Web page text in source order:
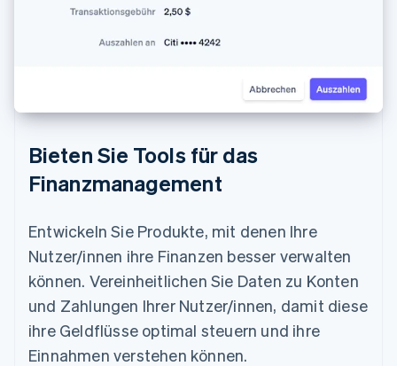
Bieten Sie Tools für das
Finanzmanagement
Entwickeln Sie Produkte, mit denen Ihre
Nutzer/innen ihre Finanzen besser verwalten
können. Vereinheitlichen Sie Daten zu Konten
und Zahlungen Ihrer Nutzer/innen, damit diese
ihre Geldflüsse optimal steuern und ihre
Einnahmen verstehen können.